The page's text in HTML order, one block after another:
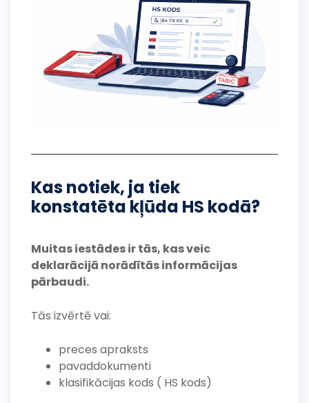
Kas notiek, ja tiek
konstatēta kļūda HS kodā?
Muitas iestādes ir tās, kas veic
deklarācijā norādītās informācijas
pārbaudi.
Tās izvērtē vai:
preces apraksts
pavaddokumenti
klasifikācijas kods ( HS kods)